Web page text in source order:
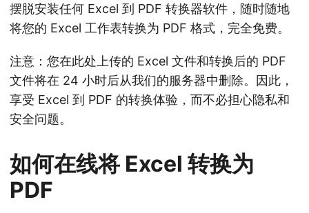
摆脱安装任何 Excel 到 PDF 转换器软件，随时随地
将您的 Excel 工作表转换为 PDF 格式，完全免费。
注意：您在此处上传的 Excel 文件和转换后的 PDF
文件将在 24 小时后从我们的服务器中删除。因此，
享受 Excel 到 PDF 的转换体验，而不必担心隐私和
安全问题。
如何在线将 Excel 转换为
PDF